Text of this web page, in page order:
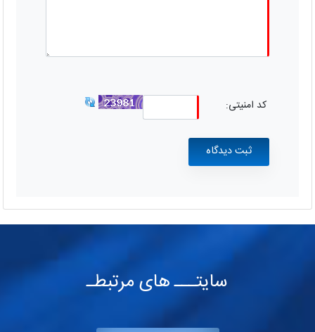
کد امنیتی:
سایتـــ های مرتبطـ